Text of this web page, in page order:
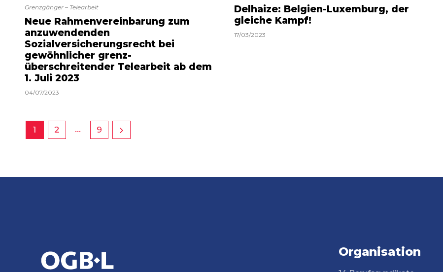
Grenzgänger – Telearbeit
Neue Rahmenvereinbarung zum
anzuwendenden
Sozialversicherungsrecht bei
gewöhnlicher grenz-
überschreitender Telearbeit ab dem
1. Juli 2023
04/07/2023
Delhaize: Belgien-Luxemburg, der
gleiche Kampf!
17/03/2023
1 2 … 9
Organisation